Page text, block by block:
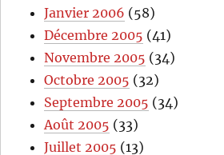
Janvier 2006 (58)
Décembre 2005 (41)
Novembre 2005 (34)
Octobre 2005 (32)
Septembre 2005 (34)
Août 2005 (33)
Juillet 2005 (13)